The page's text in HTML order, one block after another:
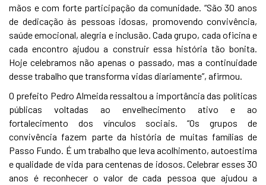
mãos e com forte participação da comunidade. “São 30 anos
de dedicação às pessoas idosas, promovendo convivência,
saúde emocional, alegria e inclusão. Cada grupo, cada oficina e
cada encontro ajudou a construir essa história tão bonita.
Hoje celebramos não apenas o passado, mas a continuidade
desse trabalho que transforma vidas diariamente”, afirmou.
O prefeito Pedro Almeida ressaltou a importância das políticas
públicas voltadas ao envelhecimento ativo e ao
fortalecimento dos vínculos sociais. “Os grupos de
convivência fazem parte da história de muitas famílias de
Passo Fundo. É um trabalho que leva acolhimento, autoestima
e qualidade de vida para centenas de idosos. Celebrar esses 30
anos é reconhecer o valor de cada pessoa que ajudou a